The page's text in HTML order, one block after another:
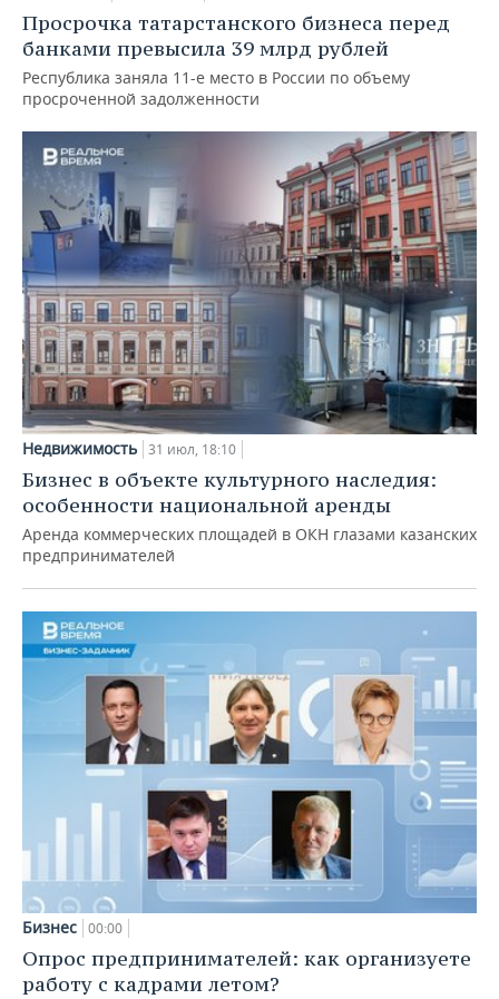
Просрочка татарстанского бизнеса перед
банками превысила 39 млрд рублей
Республика заняла 11-е место в России по объему
просроченной задолженности
Недвижимость 31 июл, 18:10
Бизнес в объекте культурного наследия:
особенности национальной аренды
Аренда коммерческих площадей в ОКН глазами казанских
предпринимателей
Бизнес 00:00
Опрос предпринимателей: как организуете
работу с кадрами летом?